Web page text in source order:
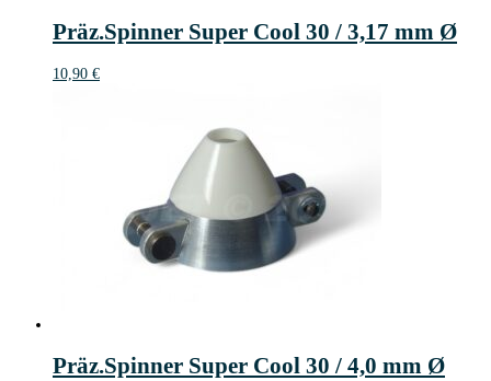
Präz.Spinner Super Cool 30 / 3,17 mm Ø
10,90 €
Präz.Spinner Super Cool 30 / 4,0 mm Ø